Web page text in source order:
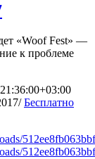
«Woof Fest» —
к проблеме
Бесплатно